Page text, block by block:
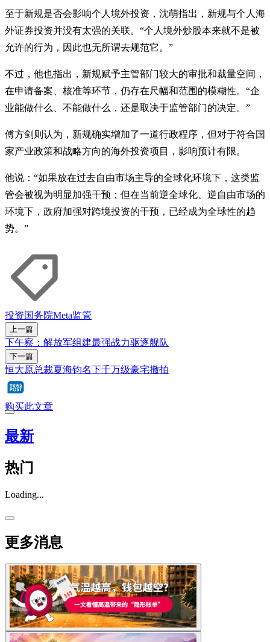
至于新规是否会影响个人境外投资，沈萌指出，新规与个人海
外证券投资并没有太强的关联。“个人境外炒股本来就不是被
允许的行为，因此也无所谓去规范它。”
不过，他也指出，新规赋予主管部门较大的审批和裁量空间，
在申请备案、核准等环节，仍存在尺幅和范围的模糊性。“企
业能做什么、不能做什么，还是取决于监管部门的决定。”
傅方剑则认为，新规确实增加了一道行政程序，但对于符合国
家产业政策和战略方向的海外投资项目，影响预计有限。
他说：“如果放在过去自由市场主导的全球化环境下，这类监
管会被视为明显加强干预；但在当前逆全球化、逆自由市场的
环境下，政府加强对跨境投资的干预，已经成为全球性的趋
势。”
投资国务院Meta监管
上一篇
下午察：解放军组建最强战力驱逐舰队
下一篇
恒大原总裁夏海钧名下千万级豪宅撤拍
购买此文章
最新
热门
Loading...
更多消息